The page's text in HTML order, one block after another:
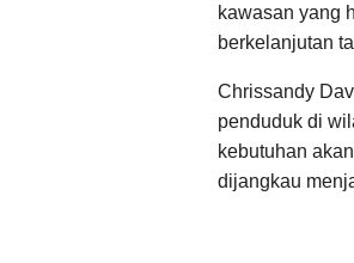
kawasan yang
berkelanjutan
Chrissandy
penduduk di
kebutuhan
dijangkau